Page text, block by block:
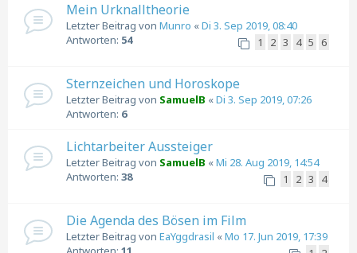
Mein Urknalltheorie
Letzter Beitrag von Munro «Di 3. Sep 2019, 08:40
Antworten: 54 1 2 3 4 5 6
Sternzeichen und Horoskope
Letzter Beitrag von SamuelB «Di 3. Sep 2019, 07:26
Antworten: 6
Lichtarbeiter Aussteiger
Letzter Beitrag von SamuelB «Mi 28. Aug 2019, 14:54
Antworten: 38 1 2 3 4
Die Agenda des Bösen im Film
Letzter Beitrag von EaYggdrasil «Mo 17. Jun 2019, 17:39